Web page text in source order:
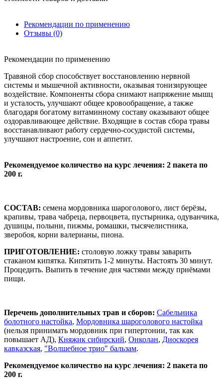
Рекомендации по применению
Отзывы (0)
Рекомендации по применению
Травяной сбор способствует восстановлению нервной
системы и мышечной активности, оказывая тонизирующее
воздействие. Компоненты сбора снимают напряжение мышц
и усталость, улучшают общее кровообращение, а также
благодаря богатому витаминному составу оказывают общее
оздоравливающее действие. Входящие в состав сбора травы
восстанавливают работу сердечно-сосудистой системы,
улучшают настроение, сон и аппетит.
Рекомендуемое количество на курс лечения: 2 пакета по
200 г.
СОСТАВ: семена мордовника шароголового, лист берёзы,
крапивы, трава чабреца, первоцвета, пустырника, одуванчика,
душицы, полыни, пижмы, ромашки, тысячелистника,
зверобоя, корни валерианы, пиона.
ПРИГОТОВЛЕНИЕ: столовую ложку травы заварить
стаканом кипятка. Кипятить 1-2 минуты. Настоять 30 минут.
Процедить. Выпить в течение дня частями между приёмами
пищи.
Перечень дополнительных трав и сборов: Сабельника
болотного настойка, Мордовника шароголового настойка
(нельзя принимать мордовник при гипертонии, так как
повышает АД), Княжик сибирский, Онколан, Диоскорея
кавказская, "Волшебное трио" бальзам.
Рекомендуемое количество на курс лечения: 2 пакета по
200 г.